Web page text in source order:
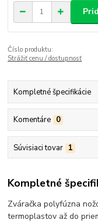
Číslo produktu:
Strážiť cenu / dostupnosť
Kompletné špecifikácie
Komentáre 0
Súvisiaci tovar 1
Kompletné
Zváračka polyfúzna
termoplastov až do